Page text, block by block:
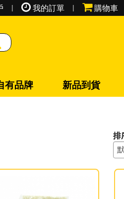
| 我的訂單 | 購物車
有品牌 新品到貨
排